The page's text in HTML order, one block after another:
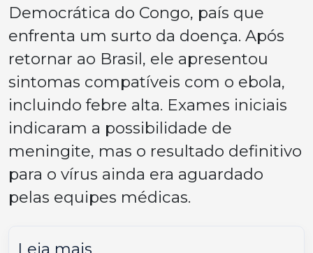
Democrática do Congo, país que
enfrenta um surto da doença. Após
retornar ao Brasil, ele apresentou
sintomas compatíveis com o ebola,
incluindo febre alta. Exames iniciais
indicaram a possibilidade de
meningite, mas o resultado definitivo
para o vírus ainda era aguardado
pelas equipes médicas.
Leia mais